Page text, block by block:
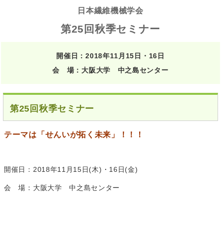
日本繊維機械学会
第25回秋季セミナー
開催日：2018年11月15日・16日
会 場：大阪大学 中之島センター
第25回秋季セミナー
テーマは「せんいが拓く未来」！！！
開催日：2018年11月15日(木)・16日(金)
会 場：大阪大学 中之島センター